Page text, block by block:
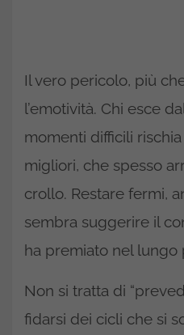
Il vero pericolo, più
l’emotività. Chi esce
momenti difficili
migliori, che spesso
crollo. Restare fermi,
sembra suggerire il
ha premiato nel lungo
Non si tratta di
fidarsi dei cicli che si